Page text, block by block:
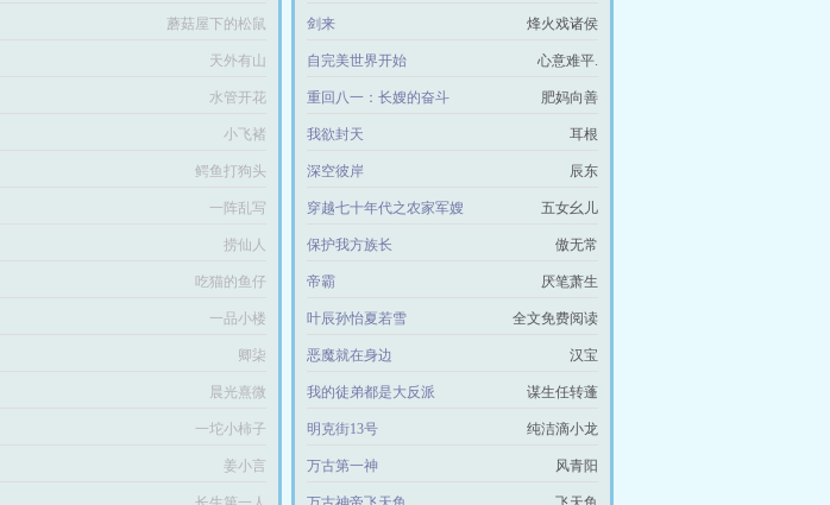
蘑菇屋下的松鼠
天外有山
水管开花
小飞褚
鳄鱼打狗头
一阵乱写
捞仙人
吃猫的鱼仔
一品小楼
卿柒
晨光熹微
一坨小柿子
姜小言
剑来 烽火戏诸侯
自完美世界开始 心意难平.
重回八一：长嫂的奋斗 肥妈向善
我欲封天 耳根
深空彼岸 辰东
穿越七十年代之农家军嫂 五女幺儿
保护我方族长 傲无常
帝霸 厌笔萧生
叶辰孙怡夏若雪 全文免费阅读
恶魔就在身边 汉宝
我的徒弟都是大反派 谋生任转蓬
明克街13号 纯洁滴小龙
万古第一神 风青阳